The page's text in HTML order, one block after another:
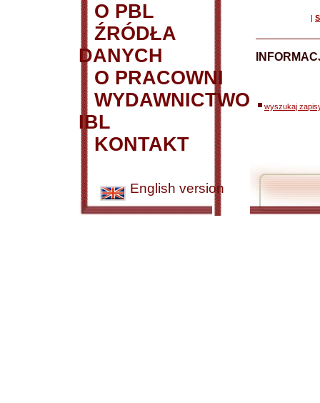
O PBL
ŹRÓDŁA
DANYCH
O PRACOWNI
WYDAWNICTWO
IBL
KONTAKT
English version
|
wyszukaj